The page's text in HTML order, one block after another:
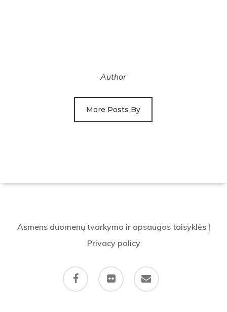
Author
More Posts By
Asmens duomenų tvarkymo ir apsaugos taisyklės|
Privacy policy
facebook flickr email